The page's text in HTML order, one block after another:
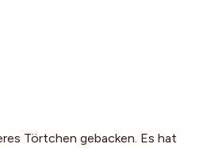
Törtchen gebacken. Es hat